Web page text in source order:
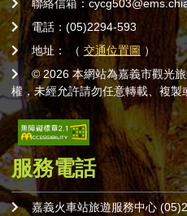
聯絡信箱：
電話：(05)2294-593
地址： （ 交通位置圖 ）
© 2026 本網站為嘉義市觀光
權，未經允許請勿任意轉載、複製
服務電話
嘉義火車站旅遊服務中心